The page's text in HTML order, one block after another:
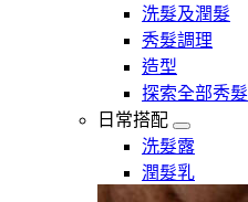
洗髮及潤髮
秀髮調理
造型
探索全部秀髮
日常搭配
洗髮露
潤髮乳